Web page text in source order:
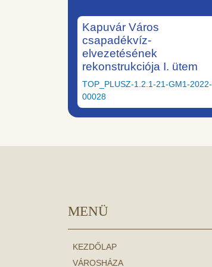
Kapuvár Város
csapadékvíz-
elvezetésének
rekonstrukciója I. ütem
TOP_PLUSZ-1.2.1-21-GM1-2022-
00028
MENÜ
KEZDŐLAP
VÁROSHÁZA